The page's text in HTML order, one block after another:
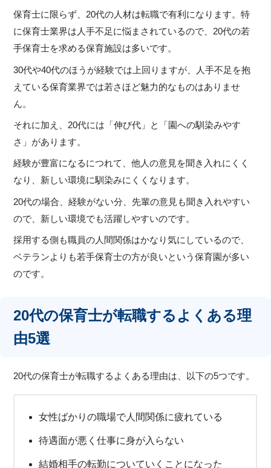
保育士に限らず、20代の人材は転職で有利になります。特
に保育士業界は人手不足に悩まされているので、20代の若
手保育士を求める保育施設は多いです。
30代や40代のほうが経験では上回りますが、人手不足を抱
えている保育業界では若さほど魅力的なものはありませ
ん。
それに加え、20代には「伸び代」と「園への馴染みやす
さ」があります。
経験が豊富になるにつれて、他人の意見を聞き入れにくく
なり、新しい環境に馴染みにくくなります。
20代の場合、経験がない分、先輩の意見も聞き入れやすい
ので、新しい環境でも活躍しやすいのです。
採用する側も職員の人間関係はかなり気にしているので、
ベテランよりも若手保育士の方が良いという保育園が多い
のです。
20代の保育士が転職するよくある理
由5選
20代の保育士が転職するよくある理由は、以下の5つです。
女性ばかりの職場で人間関係に疲れている
待遇面が悪く仕事に身が入らない
結婚相手の転勤についていくことになった